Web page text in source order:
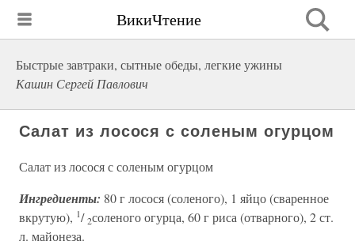
ВикиЧтение
Быстрые завтраки, сытные обеды, легкие ужины
Кашин Сергей Павлович
Салат из лосося с соленым огурцом
Салат из лосося с соленым огурцом
Ингредиенты: 80 г лосося (соленого), 1 яйцо (сваренное
вкрутую), 1/2соленого огурца, 60 г риса (отварного), 2 ст.
л. майонеза.